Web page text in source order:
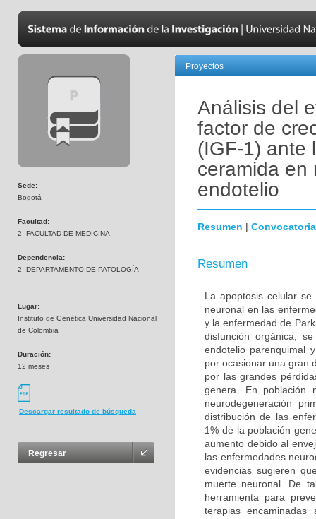
Sede:
Bogotá
Facultad:
2- FACULTAD DE MEDICINA
Dependencia:
2- DEPARTAMENTO DE PATOLOGÍA
Lugar:
Instituto de Genética Universidad Nacional
de Colombia
Duración:
12 meses
Descargar resultado de búsqueda
Regresar
Proyectos
Análisis del
factor de
(IGF-1) ante
ceramida en
endotelio
Resumen | Convocatoria
Resumen
La apoptosis celular
neuronal en las
y la enfermedad de
disfunción orgánica,
endotelio parenquimal
por ocasionar una gran
por las grandes
genera. En población
neurodegeneración
distribución de las
1% de la población
aumento debido al
las enfermedades
evidencias sugieren
muerte neuronal. De
herramienta para
terapias